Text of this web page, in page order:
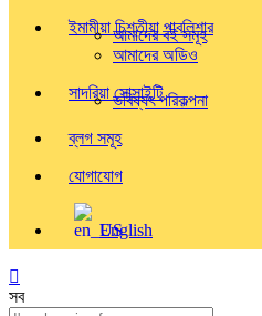
ইমামীয়া চিশ্‌তীয়া পাবলিশার
আমাদের বই সমূহ
আমাদের অডিও
সাদরিয়া সোসাইটি
ভবিষ্যৎ পরিকল্পনা
ব্লগ সমূহ
যোগাযোগ
English
সব